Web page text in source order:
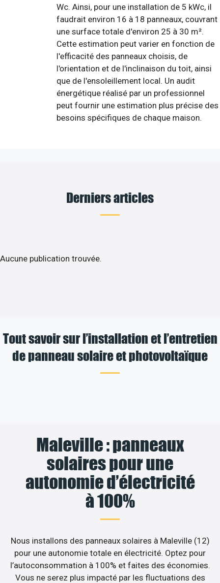
Wc. Ainsi, pour une installation de 5 kWc, il
faudrait environ 16 à 18 panneaux, couvrant
une surface totale d'environ 25 à 30 m².
Cette estimation peut varier en fonction de
l'efficacité des panneaux choisis, de
l'orientation et de l'inclinaison du toit, ainsi
que de l'ensoleillement local. Un audit
énergétique réalisé par un professionnel
peut fournir une estimation plus précise des
besoins spécifiques de chaque maison.
Derniers articles
Aucune publication trouvée.
Tout savoir sur l’installation et l’entretien
de panneau solaire et photovoltaïque
Maleville : panneaux
solaires pour une
autonomie d’électricité
à 100%
Nous installons des panneaux solaires à Maleville (12)
pour une autonomie totale en électricité. Optez pour
l’autoconsommation à 100% et faites des économies.
Vous ne serez plus impacté par les fluctuations des